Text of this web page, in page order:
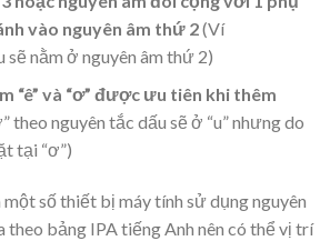
vào nguyên âm thứ 2(Ví
sẽ nằm ở nguyên âm thứ 2)
“ê” và “ơ” được ưu tiên khi thêm
theo nguyên tắc dấu sẽ ở “u” nhưng do
tại “ơ”)
một số thiết bị máy tính sử dụng nguyên
bảng IPA tiếng Anh nên có thể vị trí